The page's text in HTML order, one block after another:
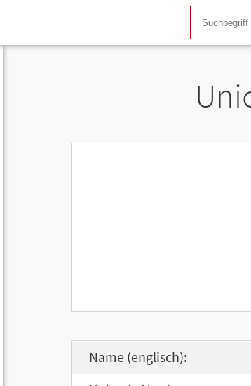
Name (englisch):